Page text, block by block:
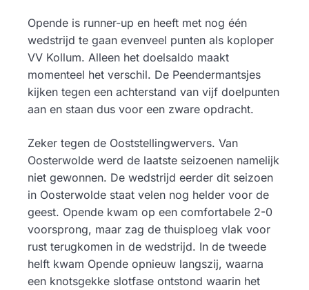
Opende is runner-up en heeft met nog één
wedstrijd te gaan evenveel punten als koploper
VV Kollum. Alleen het doelsaldo maakt
momenteel het verschil. De Peendermantsjes
kijken tegen een achterstand van vijf doelpunten
aan en staan dus voor een zware opdracht.
Zeker tegen de Ooststellingwervers. Van
Oosterwolde werd de laatste seizoenen namelijk
niet gewonnen. De wedstrijd eerder dit seizoen
in Oosterwolde staat velen nog helder voor de
geest. Opende kwam op een comfortabele 2-0
voorsprong, maar zag de thuisploeg vlak voor
rust terugkomen in de wedstrijd. In de tweede
helft kwam Opende opnieuw langszij, waarna
een knotsgekke slotfase ontstond waarin het